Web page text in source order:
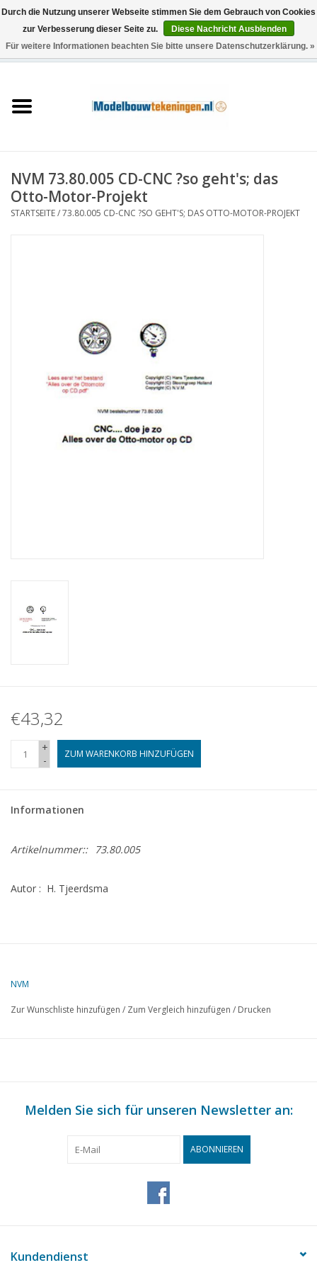
0 Artikel - €0,00
Schiffe
Holzbau
Neue Zeichnungen
NEUE ZEITSCHRIFTEN
NVM 73.80.005 CD-CNC ?so geht's; das
Otto-Motor-Projekt
STARTSEITE/73.80.005 CD-CNC ?SO GEHT'S; DAS OTTO-MOTOR-PROJEKT
€43,32
+
-
ZUM WARENKORB HINZUFÜGEN
Informationen
Artikelnummer:: 73.80.005
Autor : H. Tjeerdsma
NVM
Zur Wunschliste hinzufügen / Zum Vergleich hinzufügen / Drucken
Melden Sie sich für unseren Newsletter an:
ABONNIEREN
Kundendienst
Durch die Nutzung unserer Webseite stimmen Sie dem Gebrauch von Cookies
zur Verbesserung dieser Seite zu.
Diese Nachricht Ausblenden
Für weitere Informationen beachten Sie bitte unsere Datenschutzerklärung. »